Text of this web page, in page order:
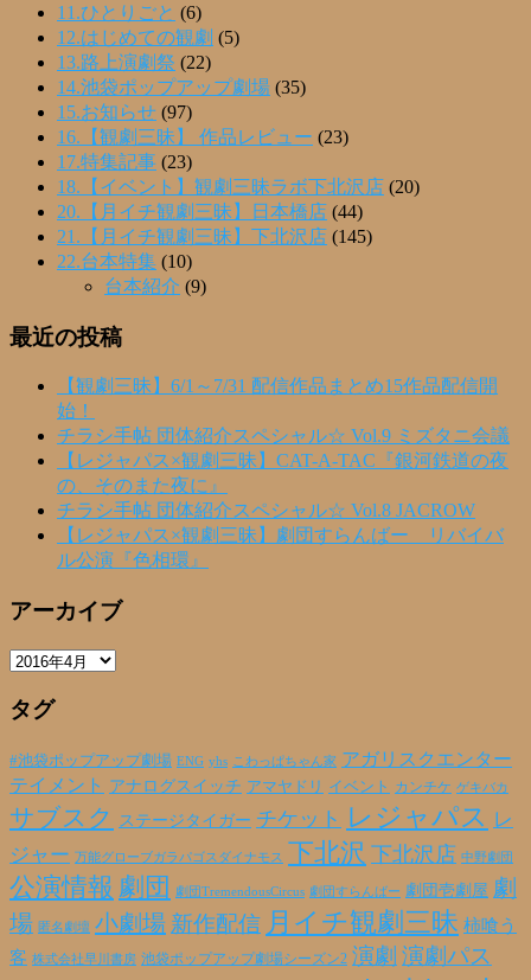
11.ひとりごと (6)
12.はじめての観劇 (5)
13.路上演劇祭 (22)
14.池袋ポップアップ劇場 (35)
15.お知らせ (97)
16.【観劇三昧】 作品レビュー (23)
17.特集記事 (23)
18.【イベント】観劇三昧ラボ下北沢店 (20)
20.【月イチ観劇三昧】日本橋店 (44)
21.【月イチ観劇三昧】下北沢店 (145)
22.台本特集 (10)
台本紹介 (9)
最近の投稿
【観劇三昧】6/1～7/31 配信作品まとめ15作品配信開
始！
チラシ手帖 団体紹介スペシャル☆ Vol.9 ミズタニ会議
【レジャパス×観劇三昧】CAT-A-TAC『銀河鉄道の夜
の、そのまた夜に』
チラシ手帖 団体紹介スペシャル☆ Vol.8 JACROW
【レジャパス×観劇三昧】劇団すらんばー リバイバ
ル公演『色相環』
アーカイブ
ア
カ
ブ
タグ
#池袋ポップアップ劇場 ENG yhs こわっぱちゃん家 アガリスクエンター
テイメント アナログスイッチ アマヤドリ イベント カンチケ ゲキバカ
サブスク ステージタイガー チケット レジャパス レ
ジャー 万能グローブガラパゴスダイナモス 下北沢 下北沢店 中野劇団
公演情報 劇団 劇団TremendousCircus 劇団すらんばー 劇団壱劇屋 劇
場 匿名劇壇 小劇場 新作配信 月イチ観劇三昧 柿喰う
客 株式会社早川書房 池袋ポップアップ劇場シーズン2 演劇 演劇パス